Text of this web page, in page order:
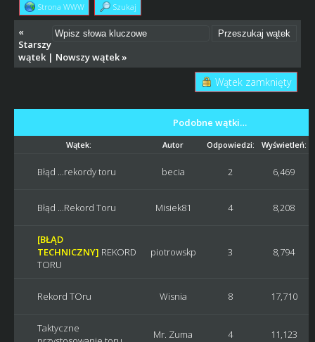
Strona WWW Szukaj
«
Starszy
wątek| Nowszy wątek»
Wątek zamknięty
Podobne wątki…
Wątek: Autor Odpowiedzi: Wyświetleń:
Błąd ...rekordy toru becia 2 6,469
Błąd ...Rekord Toru Misiek81 4 8,208
[BŁĄD
TECHNICZNY] REKORD
TORU
piotrowskp 3 8,794
Rekord TOru Wisnia 8 17,710
Taktyczne
Mr. Zuma 4 11,123